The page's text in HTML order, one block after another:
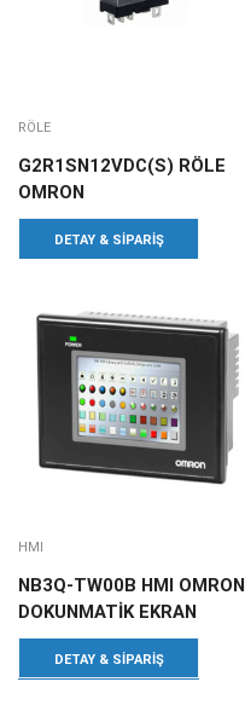
RÖLE
G2R1SN12VDC(S) RÖLE
OMRON
DETAY & SIPARIŞ
HMI
NB3Q-TW00B HMI OMRON
DOKUNMATİK EKRAN
DETAY & SIPARIŞ